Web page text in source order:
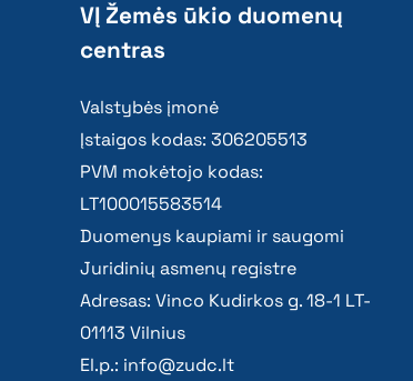
VĮ Žemės ūkio duomenų
centras
Valstybės įmonė
Įstaigos kodas: 306205513
PVM mokėtojo kodas:
LT100015583514
Duomenys kaupiami ir saugomi
Juridinių asmenų registre
Adresas: Vinco Kudirkos g. 18-1 LT-
01113 Vilnius
El.p.: info@zudc.lt